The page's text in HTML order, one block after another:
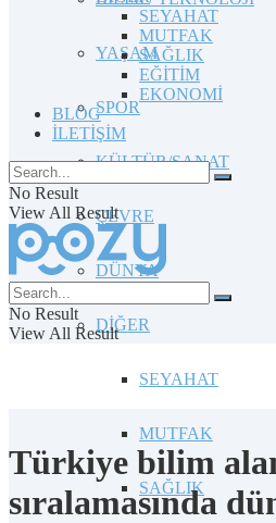
YAŞAM
SPOR
KÜLTÜR/SANAT
ÇEVRE
DÜNYA
DİĞER
SEYAHAT
MUTFAK
SAĞLIK
SEYAHAT
MUTFAK
SAĞLIK
EĞİTİM
EKONOMİ
BLOG
İLETİŞİM
No Result
View All Result
No Result
View All Result
Türkiye bilim
sıralamasında